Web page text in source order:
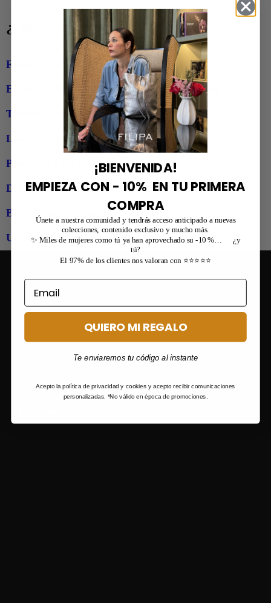
¿Nos vamos de finde con Berta?
¿Quieres ver más looks?
Faldas de tablas
El rollazo de Marta Vera y Mirta azul marino
Trenchs verdes
Look con Adidas Samba y Coco negro
Pañoletas a los hombros
Doble faz, un toque rojo y Cora verde jade
Barrel jeans negros
Un combo top y Lisa negro
Combina tu bolso con muchísimos outfits publicados en
¡BIENVENIDA!
EMPIEZA CON - 10% EN TU PRIMERA
COMPRA
Únete a nuestra comunidad y tendrás acceso anticipado a nuevas
colecciones, contenido exclusivo y mucho más.
✨ Miles de mujeres como tú ya han aprovechado su -10 %… ¿y
tú?
El 97% de los clientes nos valoran con ⭐⭐⭐⭐⭐
QUIERO MI REGALO
Te enviaremos tu código al instante
Acepto la política de privacidad y cookies y acepto recibir comunicaciones
personalizadas. *No válido en época de promociones.